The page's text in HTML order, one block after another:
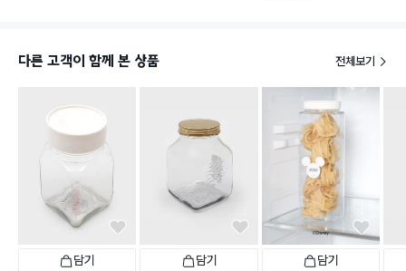
다른 고객이 함께 본 상품 전체보기
담기 담기 담기